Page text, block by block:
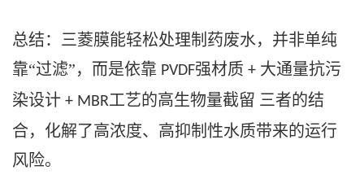
总结：三菱膜能轻松处理制药废水，并非单纯
靠“过滤”，而是依靠 PVDF强材质 + 大通量抗污
染设计 + MBR工艺的高生物量截留 三者的结
合，化解了高浓度、高抑制性水质带来的运行
风险。